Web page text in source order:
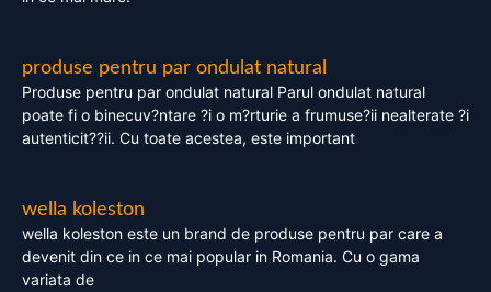
produse pentru par ondulat natural
Produse pentru par ondulat natural Parul ondulat natural
poate fi o binecuv?ntare ?i o m?rturie a frumuse?ii nealterate ?i
autenticit??ii. Cu toate acestea, este important
wella koleston
wella koleston este un brand de produse pentru par care a
devenit din ce in ce mai popular in Romania. Cu o gama
variata de